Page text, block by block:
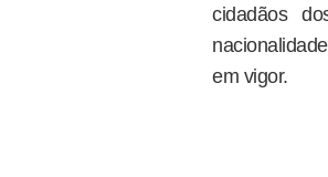
cidadãos
em vigor.